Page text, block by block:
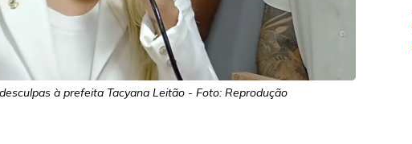
à prefeita Tacyana Leitão - Foto: Reprodução